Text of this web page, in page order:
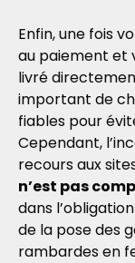
Enfin, une fois
au paiement et
livré
important de
fiables pour
Cependant,
recours aux
n’est pas
dans
de la pose des
rambardes en